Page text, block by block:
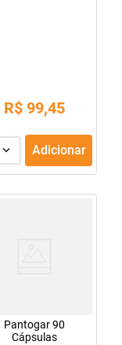
R$ 99,45
Adicionar
Pantogar 90
Cápsulas